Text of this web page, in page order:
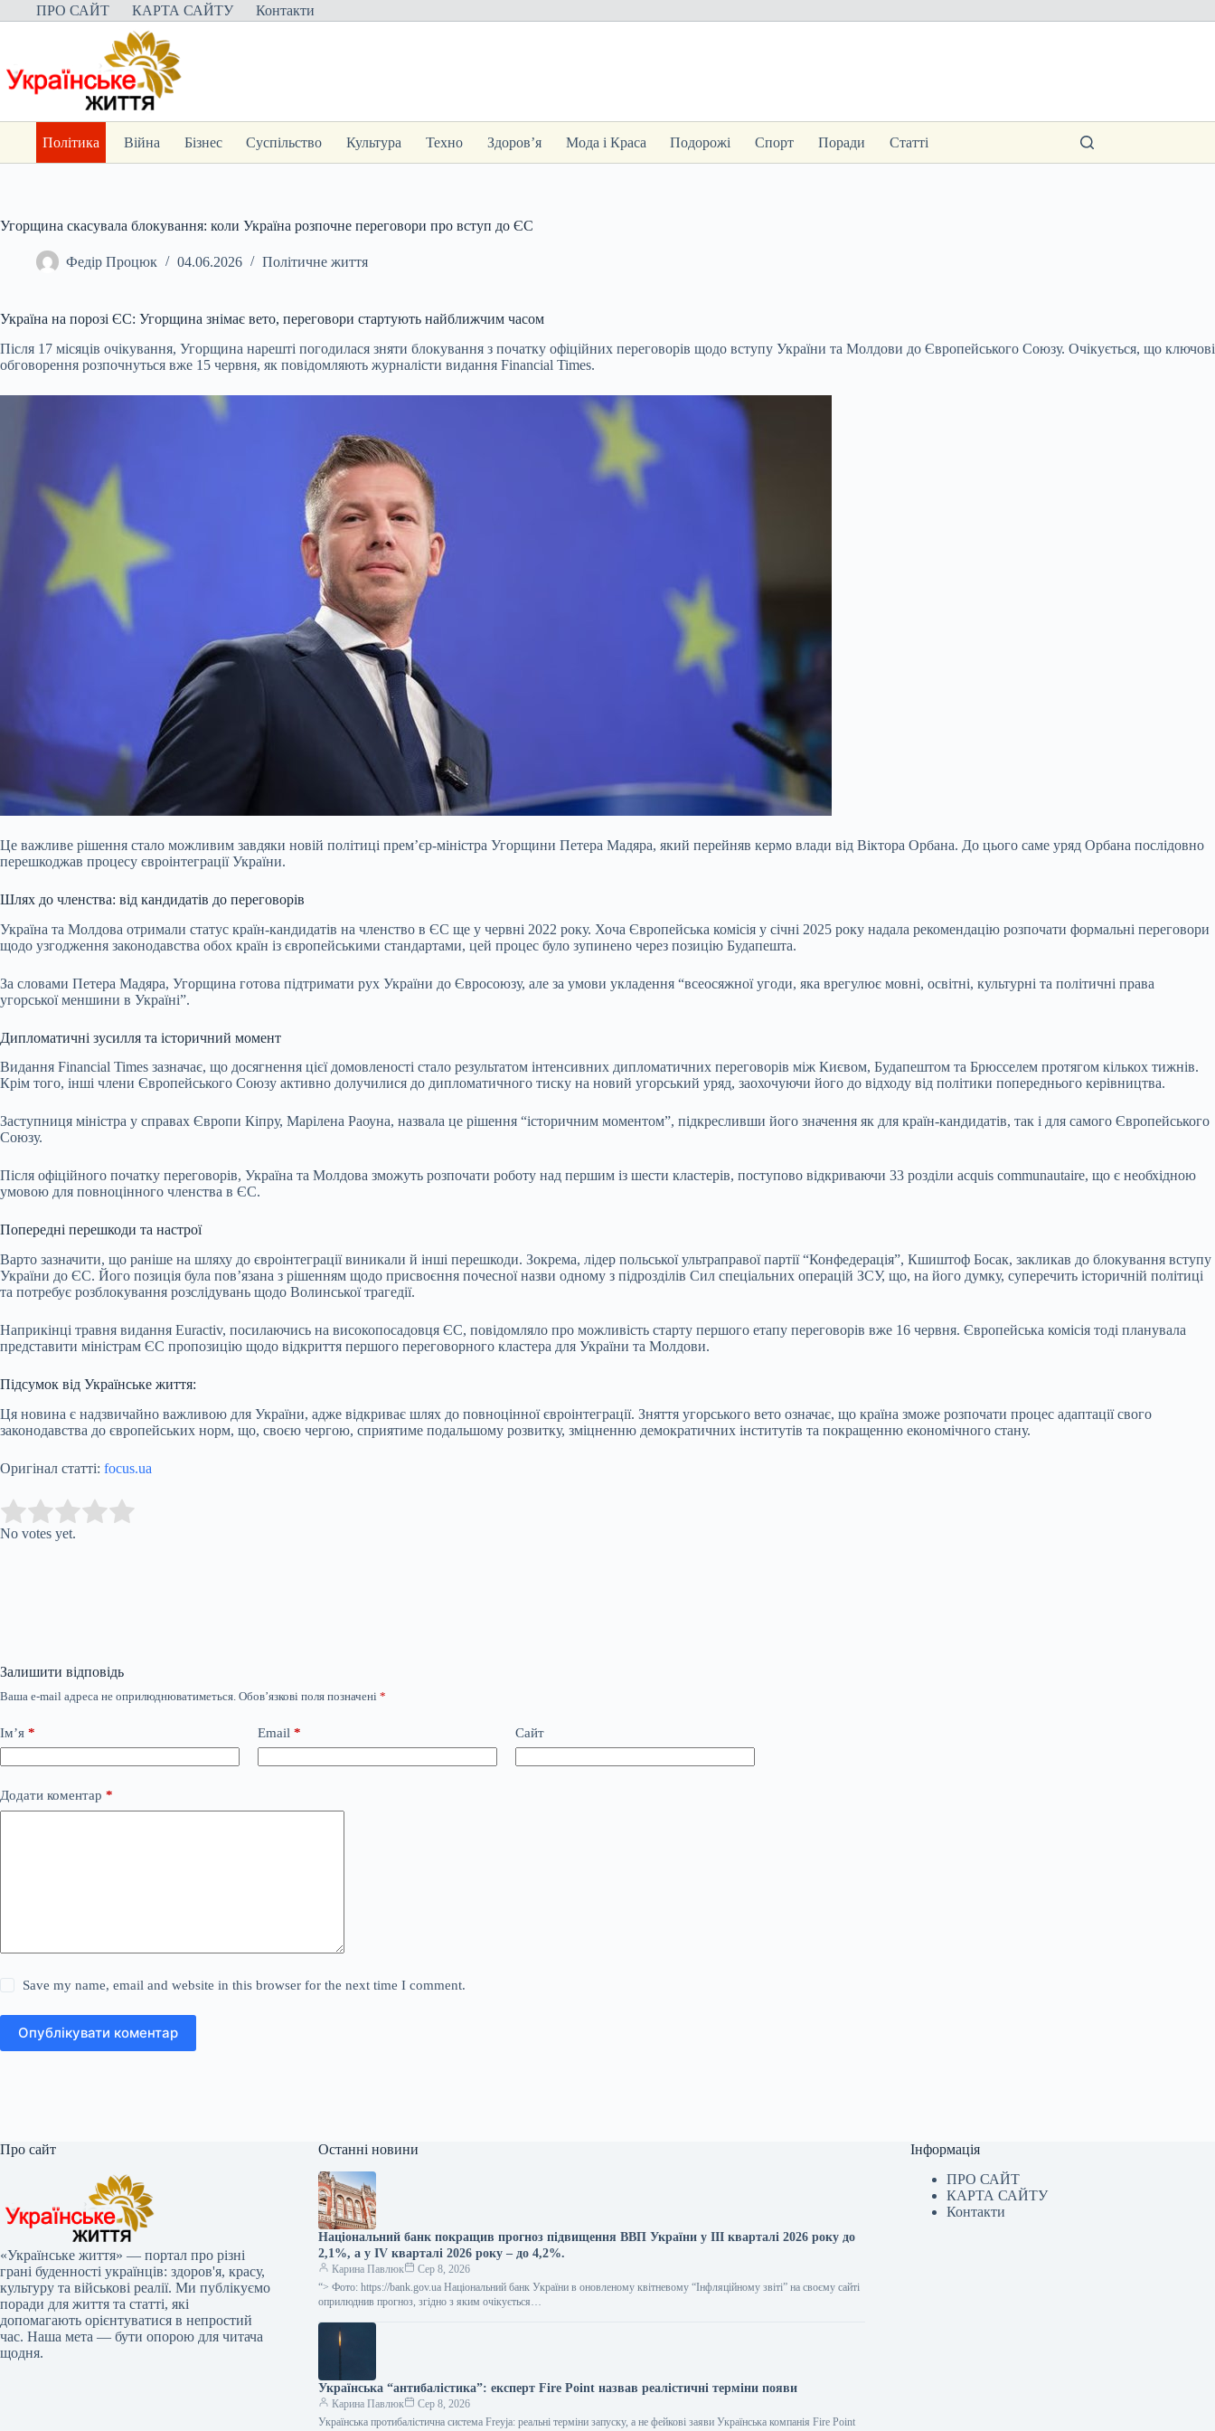
Перейти
до
ПРО САЙТ КАРТА САЙТУ Контакти
Політика Війна Бізнес Суспільство Культура Техно Здоров’я Мода і Краса Подорожі Спорт Поради Статті
Угорщина скасувала блокування: коли Україна розпочне переговори про вступ до ЄС
Федір Процюк 04.06.2026 Політичне життя
Україна на порозі ЄС: Угорщина знімає вето, переговори стартують найближчим часом
Після 17 місяців очікування, Угорщина нарешті погодилася зняти блокування з початку офіційних переговорів щодо вступу України та Молдови до Європейського Союзу. Очікується, що ключові
обговорення розпочнуться вже 15 червня, як повідомляють журналісти видання Financial Times.
Це важливе рішення стало можливим завдяки новій політиці прем’єр-міністра Угорщини Петера Мадяра, який перейняв кермо влади від Віктора Орбана. До цього саме уряд Орбана послідовно
перешкоджав процесу євроінтеграції України.
Шлях до членства: від кандидатів до переговорів
Україна та Молдова отримали статус країн-кандидатів на членство в ЄС ще у червні 2022 року. Хоча Європейська комісія у січні 2025 року надала рекомендацію розпочати формальні переговори
щодо узгодження законодавства обох країн із європейськими стандартами, цей процес було зупинено через позицію Будапешта.
За словами Петера Мадяра, Угорщина готова підтримати рух України до Євросоюзу, але за умови укладення “всеосяжної угоди, яка врегулює мовні, освітні, культурні та політичні права
угорської меншини в Україні”.
Дипломатичні зусилля та історичний момент
Видання Financial Times зазначає, що досягнення цієї домовленості стало результатом інтенсивних дипломатичних переговорів між Києвом, Будапештом та Брюсселем протягом кількох тижнів.
Крім того, інші члени Європейського Союзу активно долучилися до дипломатичного тиску на новий угорський уряд, заохочуючи його до відходу від політики попереднього керівництва.
Заступниця міністра у справах Європи Кіпру, Марілена Раоуна, назвала це рішення “історичним моментом”, підкресливши його значення як для країн-кандидатів, так і для самого Європейського
Союзу.
Після офіційного початку переговорів, Україна та Молдова зможуть розпочати роботу над першим із шести кластерів, поступово відкриваючи 33 розділи acquis communautaire, що є необхідною
умовою для повноцінного членства в ЄС.
Попередні перешкоди та настрої
Варто зазначити, що раніше на шляху до євроінтеграції виникали й інші перешкоди. Зокрема, лідер польської ультраправої партії “Конфедерація”, Кшиштоф Босак, закликав до блокування вступу
України до ЄС. Його позиція була пов’язана з рішенням щодо присвоєння почесної назви одному з підрозділів Сил спеціальних операцій ЗСУ, що, на його думку, суперечить історичній політиці
та потребує розблокування розслідувань щодо Волинської трагедії.
Наприкінці травня видання Euractiv, посилаючись на високопосадовця ЄС, повідомляло про можливість старту першого етапу переговорів вже 16 червня. Європейська комісія тоді планувала
представити міністрам ЄС пропозицію щодо відкриття першого переговорного кластера для України та Молдови.
Підсумок від Українське життя:
Ця новина є надзвичайно важливою для України, адже відкриває шлях до повноцінної євроінтеграції. Зняття угорського вето означає, що країна зможе розпочати процес адаптації свого
законодавства до європейських норм, що, своєю чергою, сприятиме подальшому розвитку, зміцненню демократичних інститутів та покращенню економічного стану.
Оригінал статті: focus.ua
Rate this item:
No votes yet.
Залишити відповідь
Ваша e-mail адреса не оприлюднюватиметься. Обов’язкові поля позначені *
Ім’я * Email * Сайт
Додати коментар *
Save my name, email and website in this browser for the next time I comment.
Опублікувати коментар
Про сайт
«Українське життя» — портал про різні
грані буденності українців: здоров'я, красу,
культуру та військові реалії. Ми публікуємо
поради для життя та статті, які
допомагають орієнтуватися в непростий
час. Наша мета — бути опорою для читача
щодня.
Останні новини
Національний банк покращив прогноз підвищення ВВП України у ІІІ кварталі 2026 року до
2,1%, а у IV кварталі 2026 року – до 4,2%.
Карина Павлюк
Сер 8, 2026
“> Фото: https://bank.gov.ua Національний банк України в оновленому квітневому “Інфляційному звіті” на своєму сайті
оприлюднив прогноз, згідно з яким очікується…
Українська “антибалістика”: експерт Fire Point назвав реалістичні терміни появи
Карина Павлюк
Сер 8, 2026
Українська протибалістична система Freyja: реальні терміни запуску, а не фейкові заяви Українська компанія Fire Point
Інформація
ПРО САЙТ
КАРТА САЙТУ
Контакти